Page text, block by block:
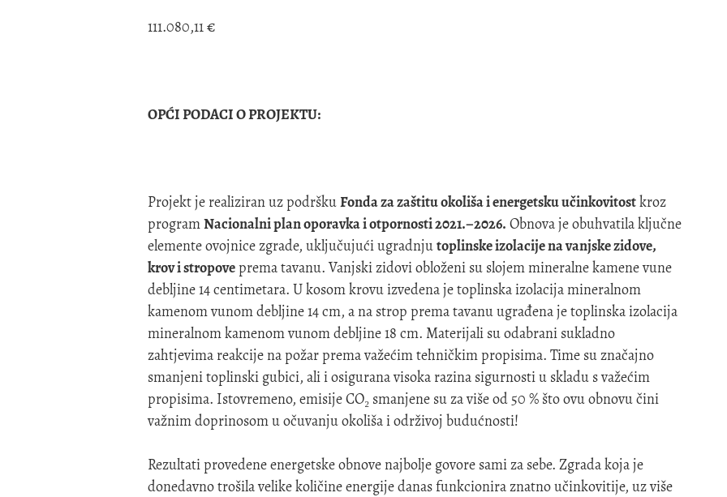
111.080,11 €
OPĆI PODACI O PROJEKTU:
Projekt je realiziran uz podrškuFonda za zaštitu okoliša i energetsku učinkovitostkroz
programNacionalni plan oporavka i otpornosti 2021.–2026. Obnova je obuhvatila ključne
elemente ovojnice zgrade, uključujući ugradnjutoplinske izolacije na vanjske zidove,
krov i stropoveprema tavanu. Vanjski zidovi obloženi su slojem mineralne kamene vune
debljine 14 centimetara. U kosom krovu izvedena je toplinska izolacija mineralnom
kamenom vunom debljine 14 cm, a na strop prema tavanu ugrađena je toplinska izolacija
mineralnom kamenom vunom debljine 18 cm. Materijali su odabrani sukladno
zahtjevima reakcije na požar prema važećim tehničkim propisima. Time su značajno
smanjeni toplinski gubici, ali i osigurana visoka razina sigurnosti u skladu s važećim
propisima. Istovremeno, emisije CO₂ smanjene su za više od 50 % što ovu obnovu čini
važnim doprinosom u očuvanju okoliša i održivoj budućnosti!
Rezultati provedene energetske obnove najbolje govore sami za sebe. Zgrada koja je
donedavno trošila velike količine energije danas funkcionira znatno učinkovitije, uz više